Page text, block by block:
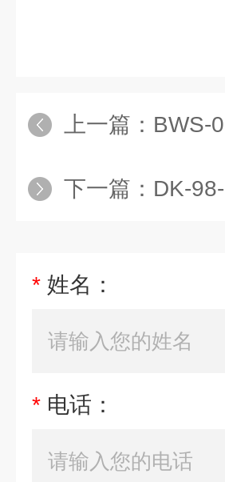
上一篇： BWS-
下一篇： DK-
* 姓名：
* 电话：